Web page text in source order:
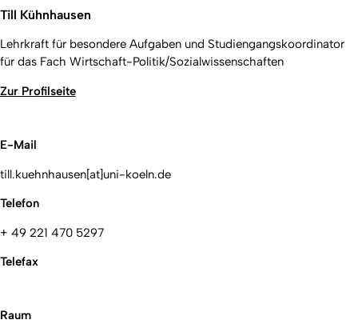
Till Kühnhausen
Lehrkraft für besondere Aufgaben und Studiengangskoordinator
für das Fach Wirtschaft-Politik/Sozialwissenschaften
Zur Profilseite
E-Mail
till.kuehnhausen[at]uni-koeln.de
Telefon
+ 49 221 470 5297
Telefax
Raum